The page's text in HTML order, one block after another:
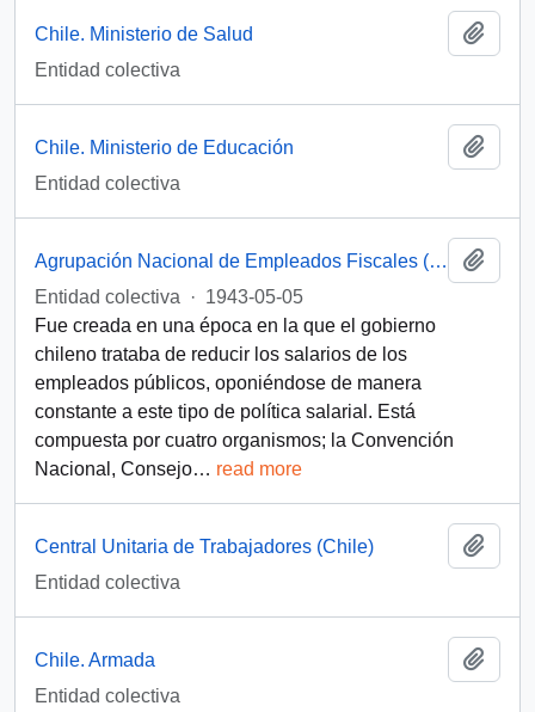
Chile. Ministerio de Salud
Entidad colectiva
Chile. Ministerio de Educación
Entidad colectiva
Agrupación Nacional de Empleados Fiscales (Chile)
Entidad colectiva
· 1943-05-05
Fue creada en una época en la que el gobierno
chileno trataba de reducir los salarios de los
empleados públicos, oponiéndose de manera
constante a este tipo de política salarial. Está
compuesta por cuatro organismos; la Convención
Nacional, Consejo… read more
Central Unitaria de Trabajadores (Chile)
Entidad colectiva
Chile. Armada
Entidad colectiva